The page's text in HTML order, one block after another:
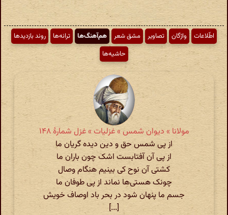
اطّلاعات واژگان تصاویر مشق شعر هم‌آهنگ‌ها ترانه‌ها
روند بازدیدها
حاشیه‌ها
مولانا » دیوان شمس » غزلیات » غزل شمارهٔ ۱۴۸
از پی شمس حق و دین دیده گریان ما
از پی آن آفتابست اشک چون باران ما
کشتی آن نوح کی بینیم هنگام وصال
چونک هستی‌ها نماند از پی طوفان ما
جسم ما پنهان شود در بحر باد اوصاف خویش
[...]